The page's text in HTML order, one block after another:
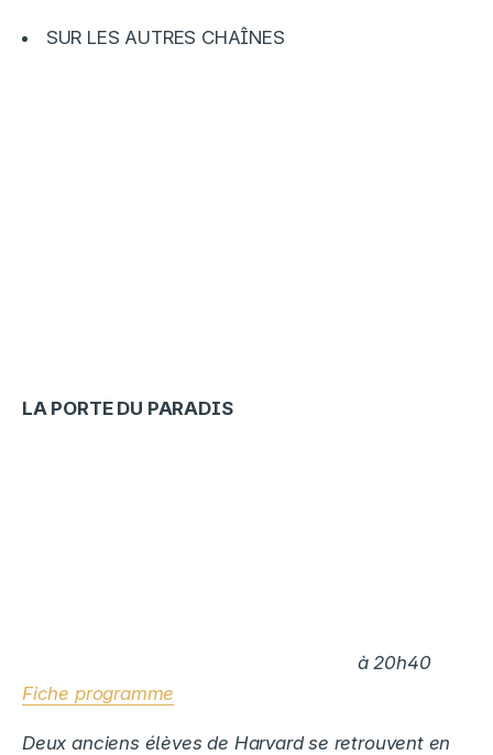
SUR LES AUTRES CHAÎNES
LA PORTE DU PARADIS
à 20h40
Fiche programme
Deux anciens élèves de Harvard se retrouvent en